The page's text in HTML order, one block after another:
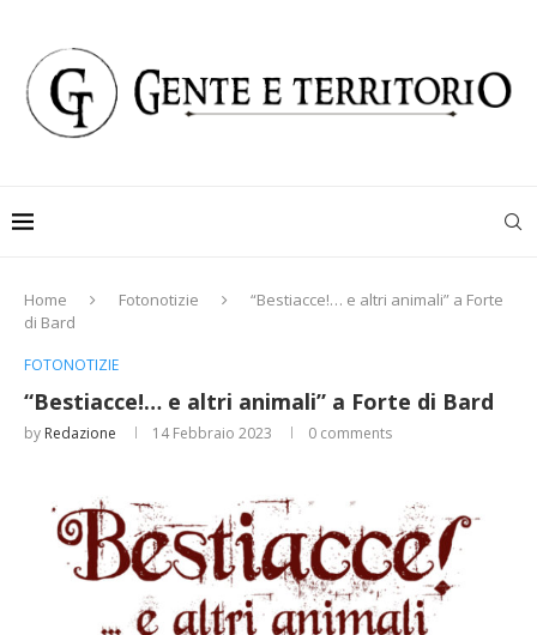
Home Fotonotizie
“Bestiacce!… e altri animali” a Forte
di Bard
FOTONOTIZIE
“Bestiacce!… e altri animali” a Forte di Bard
by Redazione 14 Febbraio 2023 0 comments